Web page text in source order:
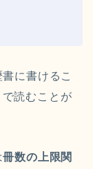
に書けるこ
で読むことが
冊数の上限関